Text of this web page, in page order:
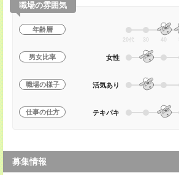
職場の雰囲気
年齢層
20代 30 40
男女比率 女性
職場の様子 活気あり
仕事の仕方 テキパキ
募集情報